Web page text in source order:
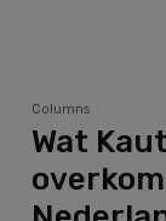
Columns
Wat